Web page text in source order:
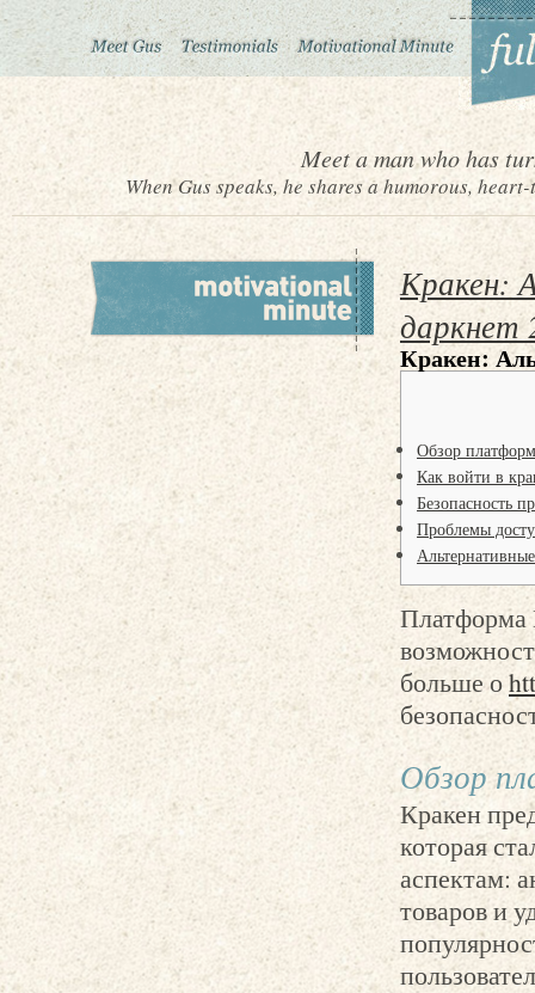
Meet a man who has
When Gus speaks, he shares a humorous,
Кракен:
даркнет
Кракен:
Обзор
Как войти в
Безопасность
Проблемы
Платформа
больше о
Обзор
Кракен
которая
аспектам:
товаров и